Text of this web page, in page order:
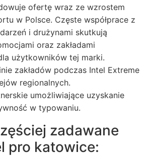
ofertę wraz ze wzrostem
w Polsce. Częste współprace z
i drużynami skutkują
oraz zakładami
użytkowników tej marki.
zakładów podczas Intel Extreme
regionalnych.
umożliwiające uzyskanie
w typowaniu.
zadawane
pro katowice: